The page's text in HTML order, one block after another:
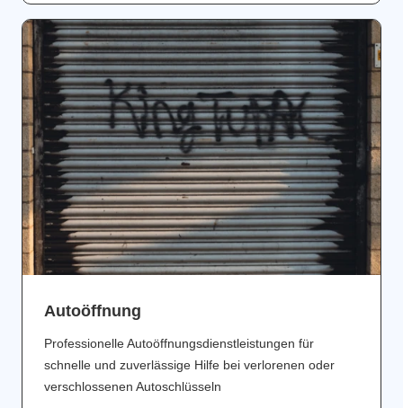
Аutoöffnung
Professionelle Autoöffnungsdienstleistungen für
schnelle und zuverlässige Hilfe bei verlorenen oder
verschlossenen Autoschlüsseln